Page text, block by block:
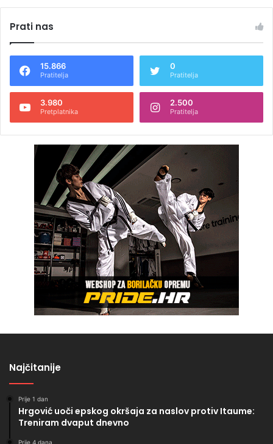
Prati nas
15.866
Pratitelja
0
Pratitelja
3.980
Pretplatnika
2.500
Pratitelja
Najčitanije
Prije 1 dan
Hrgović uoči epskog okršaja za naslov protiv Itaume:
Treniram dvaput dnevno
Prije 4 dana